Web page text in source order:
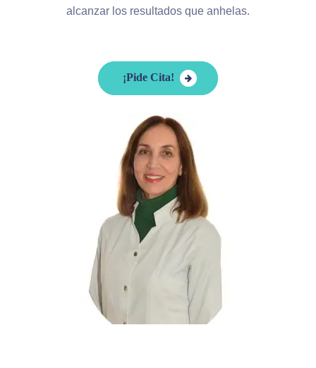
alcanzar los resultados que anhelas.
¡Pide Cita!